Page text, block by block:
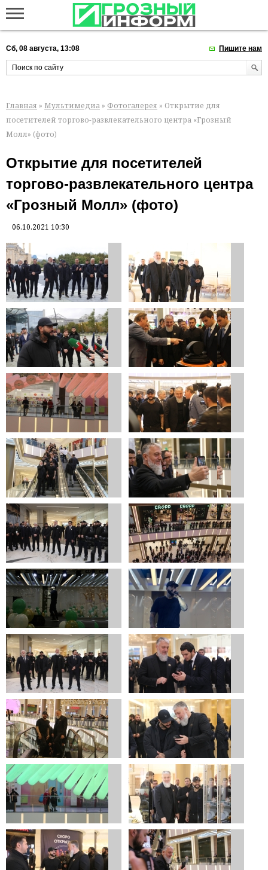
Сб, 08 августа, 13:08 Пишите нам
Главная » Мультимедиа » Фотогалерея » Открытие для
посетителей торгово-развлекательного центра «Грозный
Молл» (фото)
Открытие для посетителей
торгово-развлекательного центра
«Грозный Молл» (фото)
06.10.2021 10:30